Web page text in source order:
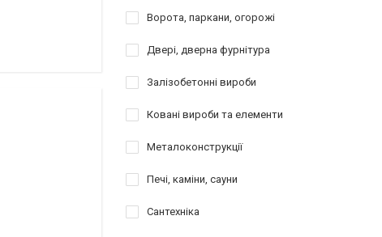
Ворота, паркани, огорожі
Двері, дверна фурнітура
Залізобетонні вироби
Ковані вироби та елементи
Металоконструкції
Печі, каміни, сауни
Сантехніка